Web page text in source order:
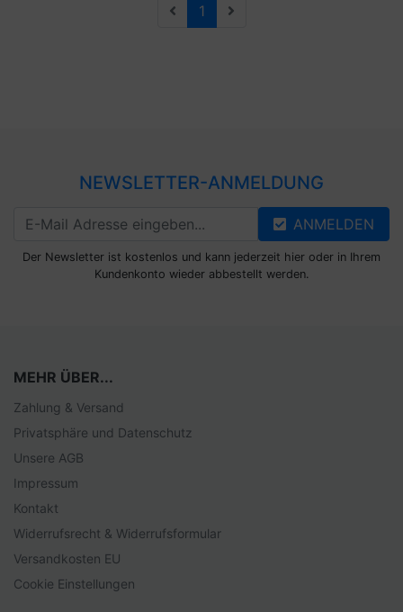
1
NEWSLETTER-ANMELDUNG
ANMELDEN
Der Newsletter ist kostenlos und kann jederzeit hier oder in Ihrem
Kundenkonto wieder abbestellt werden.
MEHR ÜBER...
Zahlung & Versand
Privatsphäre und Datenschutz
Unsere AGB
Impressum
Kontakt
Widerrufsrecht & Widerrufsformular
Versandkosten EU
Cookie Einstellungen